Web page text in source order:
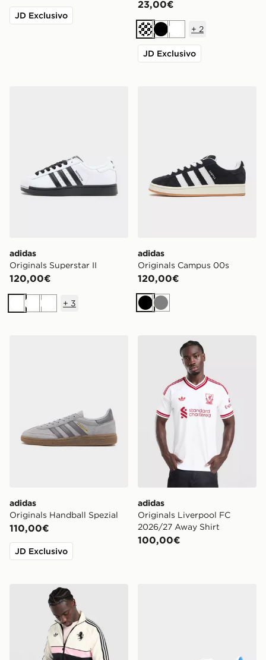
JD Exclusivo
23,00€
Crema
NeroBianco
+ 2
JD Exclusivo
adidas
Originals Superstar II
120,00€
BiancoBianco
Bianco
+ 3
adidas
Originals Campus 00s
120,00€
NeroGrigio
adidas
Originals Handball Spezial
110,00€
JD Exclusivo
adidas Originals
adidas
Originals Liverpool FC
2026/27 Away Shirt
100,00€
adidas Originals Juventus OG Track Top